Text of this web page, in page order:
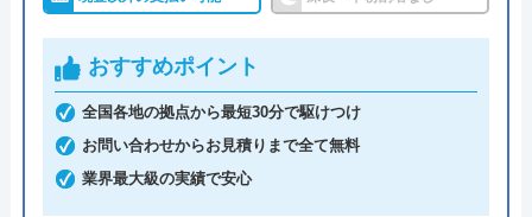
で、緊急時のトラブルでも安心です。
見積もりは無料で実施しているので、お気軽にご依
頼ください。
おすすめポイント
全国各地の拠点から最短30分で駆けつけ
お問い合わせからお見積りまで全て無料
業界最大級の実績で安心